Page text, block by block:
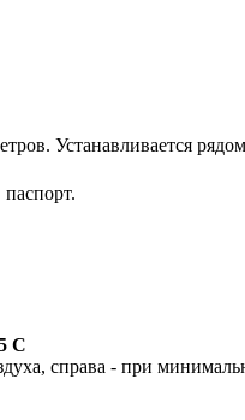
Устанавливается
С
справа - при